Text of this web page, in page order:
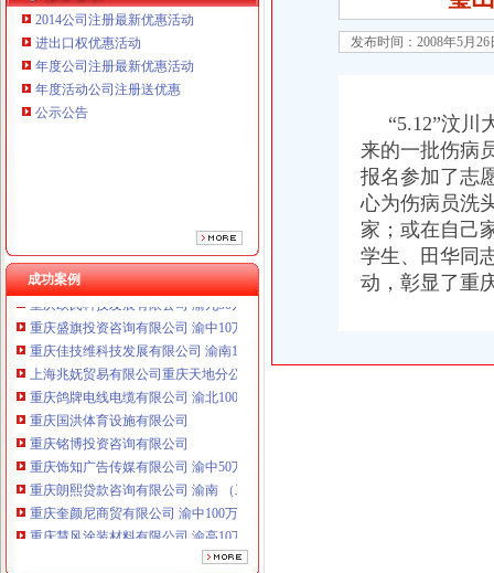
本站导航
2014公司注册最新优惠活动
进出口权优惠活动
年度公司注册最新优惠活动
年度活动公司注册送优惠
公示公告
成功案例
重庆鸽牌电线电缆有限公司 渝北10010万 (进出口权)
重庆奎颜尼商贸有限公司 渝中100万 （工商注册）
重庆慧风涂装材料有限公司 渝高10万 （工商注册）
重庆欧氏科技发展有限公司 渝九50万 （进出口权）
重庆盛旗投资咨询有限公司 渝中10万 （工商注册）
重庆佳技维科技发展有限公司 渝南100万 （进出口权）
上海兆妩贸易有限公司重庆天地分公司 渝中 （工商注册）
重庆鸽牌电线电缆有限公司 渝北10010万 (进出口权)
重庆国洪体育设施有限公司
重庆铭博投资咨询有限公司
重庆饰知广告传媒有限公司 渝中50万 （工商注册）
重庆朗熙贷款咨询有限公司 渝南 （工商注册）
重庆奎颜尼商贸有限公司 渝中100万 （工商注册）
重庆慧风涂装材料有限公司 渝高10万 （工商注册）
重庆欧氏科技发展有限公司 渝九50万 （进出口权）
重庆盛旗投资咨询有限公司 渝中10万 （工商注册）
发布时间：2008年5月
“5.12”汶川
来的一批伤病
报名参加了志
心为伤病员洗
家；或在自己
学生、田华同
动，彰显了重